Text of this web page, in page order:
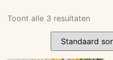
Toont alle 3 resultaten